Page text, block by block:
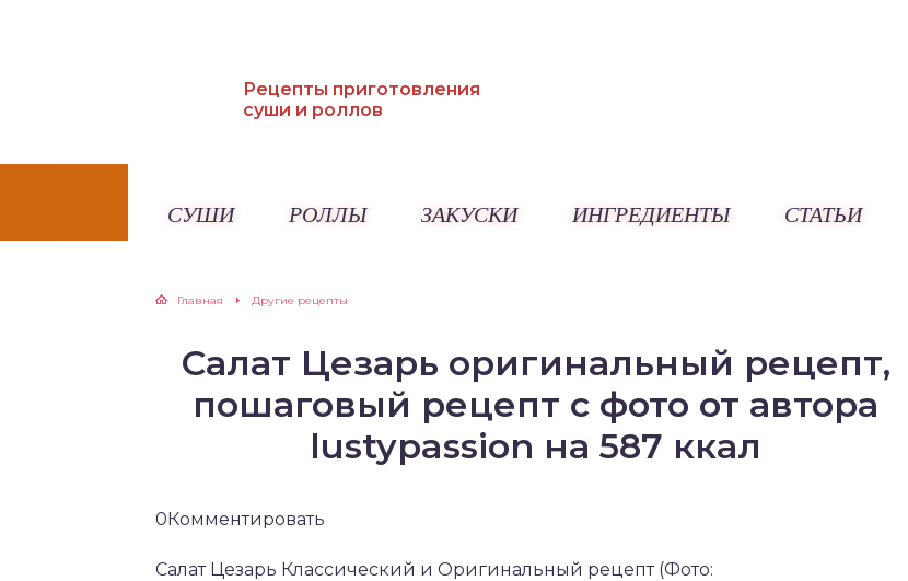
Рецепты приготовления
суши и роллов
СУШИ РОЛЛЫ ЗАКУСКИ ИНГРЕДИЕНТЫ СТАТЬИ
Главная Другие рецепты
Салат Цезарь оригинальный рецепт,
пошаговый рецепт с фото от автора
lustypassion на 587 ккал
0Комментировать
Салат Цезарь Классический и Оригинальный рецепт (Фото: